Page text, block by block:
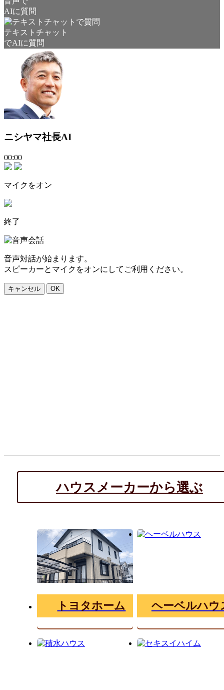
AIに質問
テキストチャット
でAIに質問
ニシヤマ社長AI
00:00
マイクをオン
終了
音声対話が始まります。
スピーカーとマイクをオンにしてご利用ください。
キャンセル OK
ハウスメーカーから選ぶ
トヨタホーム ヘーベルハウ